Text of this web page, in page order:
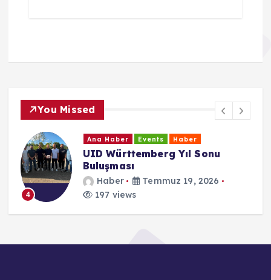
You Missed
4
Ana Haber Events Haber
UID Württemberg Yıl Sonu
Buluşması
Haber
Temmuz 19, 2026
197 views